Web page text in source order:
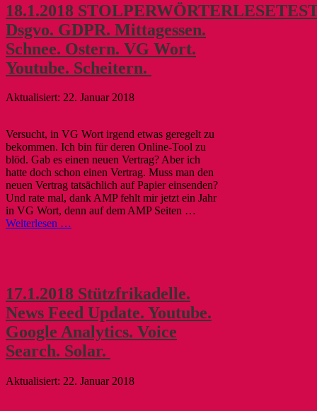
18.1.2018
Dsgvo. GDPR. Mittagessen.
Schnee. Ostern. VG Wort.
Youtube. Scheitern.
22. Januar 2018
Versucht, in VG Wort irgend etwas geregelt zu
bekommen. Ich bin für deren Online-Tool zu
blöd. Gab es einen neuen Vertrag? Aber ich
hatte doch schon einen Vertrag. Muss man den
neuen Vertrag tatsächlich auf Papier einsenden?
Und rate mal, dank AMP fehlt mir jetzt ein Jahr
in VG Wort, denn auf dem AMP Seiten …
Weiterlesen …
17.1.2018 Stützfrikadelle.
News Feed Update. Youtube.
Google Analytics. Voice
Search. Solar.
22. Januar 2018